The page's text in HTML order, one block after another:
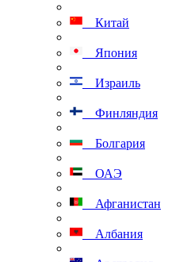
Китай
Япония
Израиль
Финляндия
Болгария
ОАЭ
Афганистан
Албания